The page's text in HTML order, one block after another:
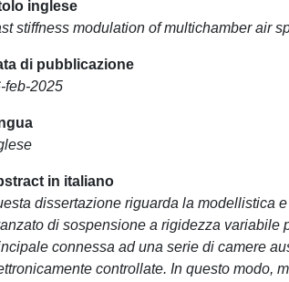
inglese
stiffness modulation of multichamber air
di pubblicazione
feb-2025
in italiano
dissertazione riguarda la modellistica
di sospensione a rigidezza variabile
connessa ad una serie di camere
controllate. In questo modo,